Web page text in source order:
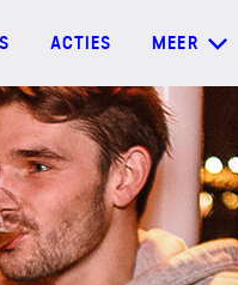
ACTIES MEER